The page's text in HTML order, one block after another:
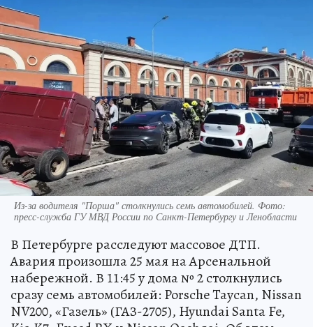
Из-за водителя "Порша" столкнулись семь автомобилей. Фото:
пресс-служба ГУ МВД России по Санкт-Петербургу и Ленобласти
В Петербурге расследуют массовое ДТП.
Авария произошла 25 мая на Арсенальной
набережной. В 11:45 у дома № 2 столкнулись
сразу семь автомобилей: Porsche Taycan, Nissan
NV200, «Газель» (ГАЗ-2705), Hyundai Santa Fe,